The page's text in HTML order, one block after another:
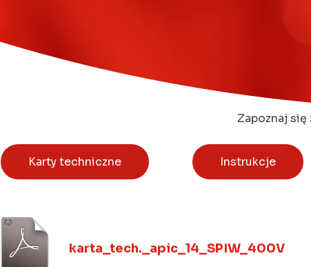
Zapoznaj
Karty techniczne Instrukcje
karta_tech._apic_14_SPIW_400V